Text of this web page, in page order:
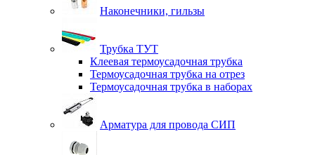
Наконечники, гильзы
Трубка ТУТ
Клеевая термоусадочная трубка
Термоусадочная трубка на отрез
Термоусадочная трубка в наборах
Арматура для провода СИП